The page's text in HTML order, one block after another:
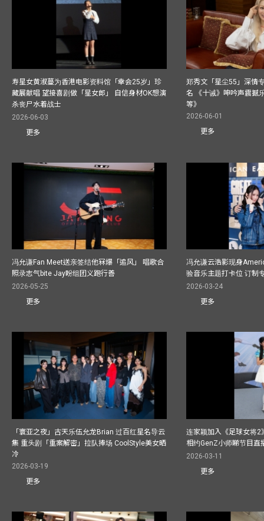
寿星女黄淑蔓为香港电影资料馆「幸会25岁」珍
藏展献唱 望接喜剧做「星女郎」 自信身材OK想演
杀丧尸水着战士
2026-06-03
更多
郑秀文「星尘55」深情
名 《十诫》呻吟声震撼
等》
2026-06-01
更多
冯允谦Fan Meet送亲签结他冧爆「追风」 唱歌合
照录志气bite Jay盼组团义跑行善
2026-05-25
更多
冯允谦云浩影现身
验音乐主题打卡位 订制
2026-03-24
更多
「寰亚之夜」古天乐伍允龙Brian 过百红星名导云
集 重头剧「重案解密」拉队捧场 CoolStyle美女晒
冷
2026-03-19
更多
连家颖加入《足球女将
相约GenZ小师睇节目直
2026-03-11
更多